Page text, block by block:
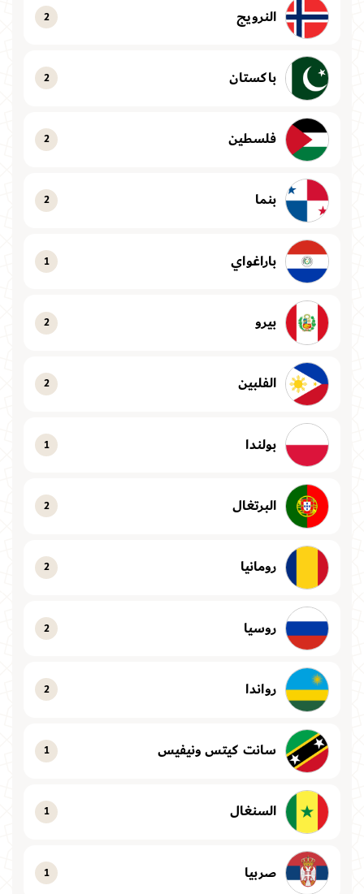
النرويج 2
باكستان 2
فلسطين 2
بنما 2
باراغواي 1
بيرو 2
الفلبين 2
بولندا 1
البرتغال 2
رومانيا 2
روسيا 2
رواندا 2
سانت كيتس ونيفيس 1
السنغال 1
صربيا 1